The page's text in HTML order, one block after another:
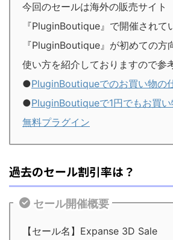
今回のセールは海外の販売サイト
『PluginBoutique』で開催されて
『PluginBoutique』が初めての方
使い方を紹介しておりますので参
●PluginBoutiqueでのお買い物の
●PluginBoutiqueで1円でもお買
無料プラグイン
過去のセール割引率は？
セール開催概要
【セール名】Expanse 3D Sale